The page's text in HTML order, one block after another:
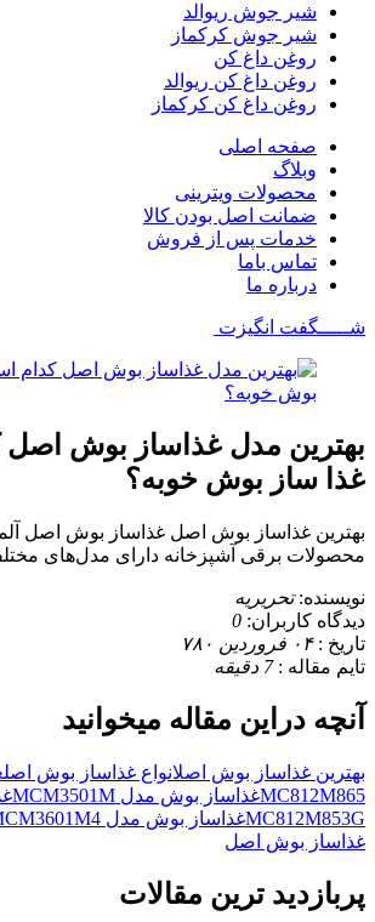
شیر جوش ریوالد
شیر جوش کرکماز
روغن داغ کن
روغن داغ کن ریوالد
روغن داغ کن کرکماز
صفحه اصلی
وبلاگ
محصولات ویترینی
ضمانت اصل بودن کالا
خدمات پس از فروش
تماس باما
درباره ما
شـــــگفت انگیزت
بهترین مدل غذاساز بوش
غذا ساز بوش خوبه؟
بهترین غذاساز بوش اصل غذاساز بوش اصل
محصولات برقی آشپزخانه دارای مدل‌های
نویسنده:تحریریه
دیدگاه کاربران: 0
تاریخ : ۰۴ فروردین ۷۸۰
تایم مقاله : 7 دقیقه
آنچه دراین مقاله میخوانید
بهترین غذاساز بوش اصلانواع غذاساز بوش اصل
MC812M865غذاساز بوش مدل MCM3501M
MC812M853Gغذاساز بوش مدل MCM3601M4
غذاساز بوش اصل
پربازدید ترین مقالات